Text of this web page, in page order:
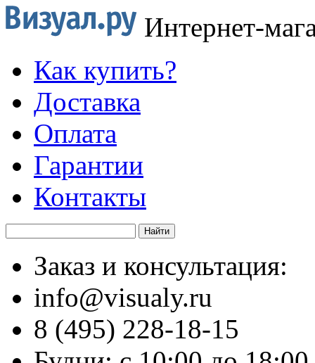
Интернет-
Как купить?
Доставка
Оплата
Гарантии
Контакты
Заказ и консультация:
info@visualy.ru
8 (495) 228-18-15